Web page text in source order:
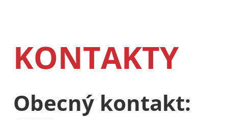
KONTAKTY
Obecný kontakt: